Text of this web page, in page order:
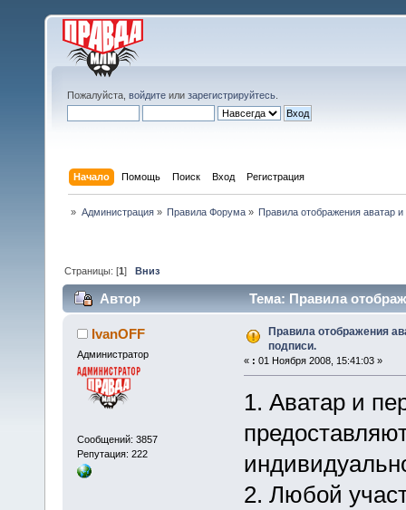
Пожалуйста, войдите или зарегистрируйтесь
Начало Помощь Поиск Вход Регистрация
» Администрация» Правила Форума» Правила отображения аватар
Страницы: [1]Вниз
Автор Тема: Правила
IvanOFF
Администратор
Сообщений: 3857
Репутация: 222
Правила отображения
подписи.
« : 01 Ноября 2008, 15:41:03 »
1. Аватар и
2. Любой